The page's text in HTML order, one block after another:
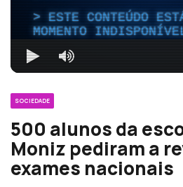
ESTE CONTEÚDO
MOMENTO
SOCIEDADE
500 alunos da
Moniz pediram a
exames nacionais